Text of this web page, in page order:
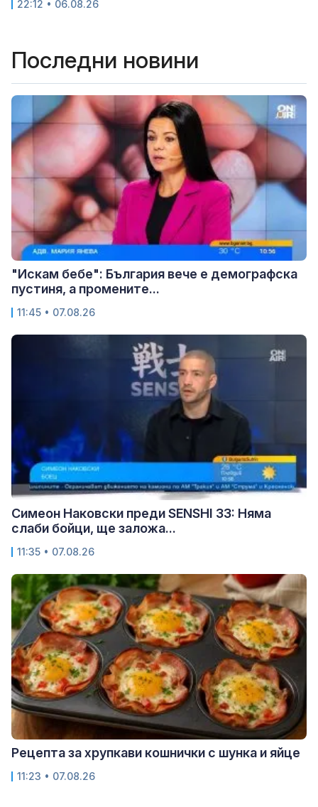
22:12 • 06.08.26
Последни новини
"Искам бебе": България вече е демографска
пустиня, а промените...
11:45 • 07.08.26
Симеон Наковски преди SENSHI 33: Няма
слаби бойци, ще заложа...
11:35 • 07.08.26
Рецепта за хрупкави кошнички с шунка и яйце
11:23 • 07.08.26